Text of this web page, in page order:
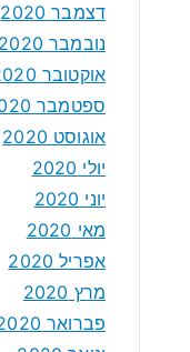
דצמבר 2020
נובמבר 2020
אוקטובר 2020
ספטמבר 2020
אוגוסט 2020
יולי 2020
יוני 2020
מאי 2020
אפריל 2020
מרץ 2020
פברואר 2020